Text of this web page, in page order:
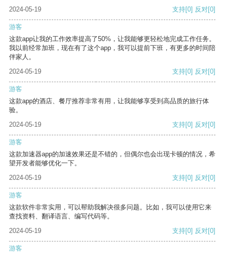
2024-05-19
支持[0] 反对[0]
游客
这款app让我的工作效率提高了50%，让我能够更轻松地完成工作任务。
我以前经常加班，现在有了这个app，我可以提前下班，有更多的时间陪
伴家人。
2024-05-19
支持[0] 反对[0]
游客
这款app的酒店、餐厅推荐非常有用，让我能够享受到高品质的旅行体
验。
2024-05-19
支持[0] 反对[0]
游客
这款加速器app的加速效果还是不错的，但偶尔也会出现卡顿的情况，希
望开发者能够优化一下。
2024-05-19
支持[0] 反对[0]
游客
这款软件非常实用，可以帮助我解决很多问题。比如，我可以使用它来
查找资料、翻译语言、编写代码等。
2024-05-19
支持[0] 反对[0]
游客